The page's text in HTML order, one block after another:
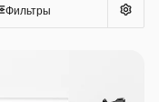
Фильтры